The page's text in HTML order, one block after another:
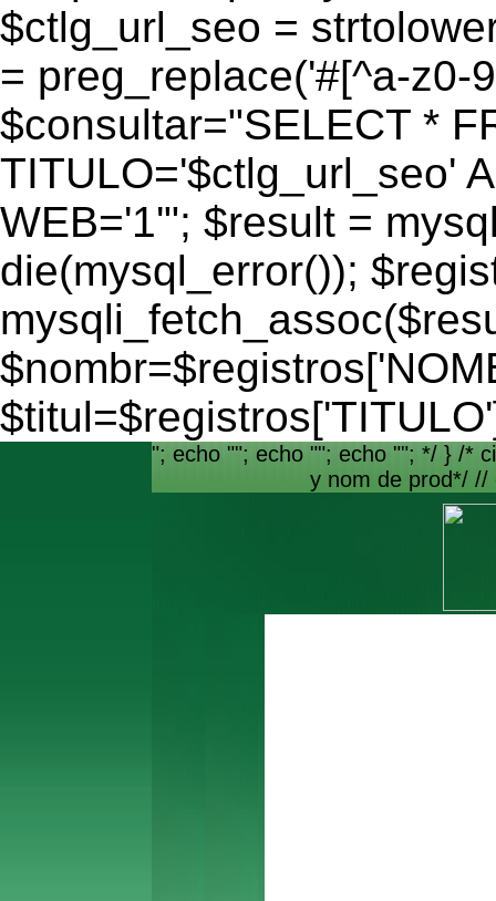
$ctlg_url_seo =
= preg_replace('#[^a-z0-
$consultar="SELECT *
TITULO='$ctlg_url_seo'
WEB='1'"; $result =
die(mysql_error());
"; echo ""; echo ""; echo ""; */ } /*
y nom de prod*/ //